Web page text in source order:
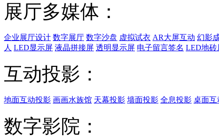
展厅多媒体：
企业展厅设计 数字展厅 数字沙盘 虚拟试衣 AR大屏互动 幻影
人 LED显示屏 液晶拼接屏 透明显示屏 电子留言签名 LED地砖
互动投影：
地面互动投影 画画水族馆 天幕投影 墙面投影 全息投影 桌面互
数字影院：